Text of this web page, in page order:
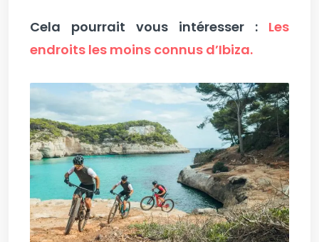
Cela pourrait vous intéresser : Les
endroits les moins connus d’Ibiza.